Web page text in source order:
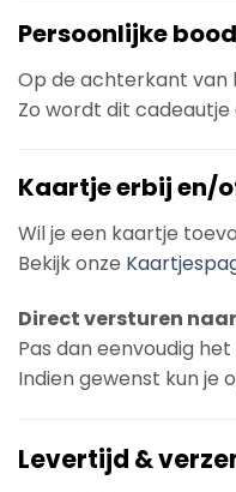
Persoonlijke
Op de achterkant van
Zo wordt dit cadeautje
Kaartje erbij en/
Wil je een kaartje
Bekijk onze
Direct versturen
Pas dan eenvoudig
Indien gewenst kun je
Levertijd &